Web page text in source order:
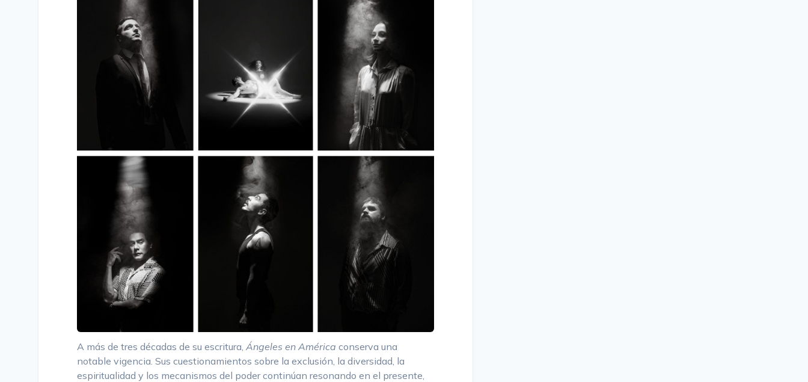
A más de tres décadas de su escritura, Ángeles en América conserva una
notable vigencia. Sus cuestionamientos sobre la exclusión, la diversidad, la
espiritualidad y los mecanismos del poder continúan resonando en el presente,